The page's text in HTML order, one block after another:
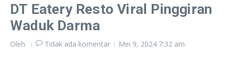
DT Eatery Resto Viral Pinggiran
Waduk Darma
Oleh Tidak ada komentar Mei 9, 2024 7:32 am